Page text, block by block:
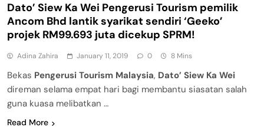
Dato’ Siew Ka Wei Pengerusi Tourism pemilik
Ancom Bhd lantik syarikat sendiri ‘Geeko’
projek RM99.693 juta dicekup SPRM!
Adina Zahira January 11, 2019 0 8 Mins
Bekas Pengerusi Tourism Malaysia, Dato’ Siew Ka Wei
direman selama empat hari bagi membantu siasatan salah
guna kuasa melibatkan …
Read More